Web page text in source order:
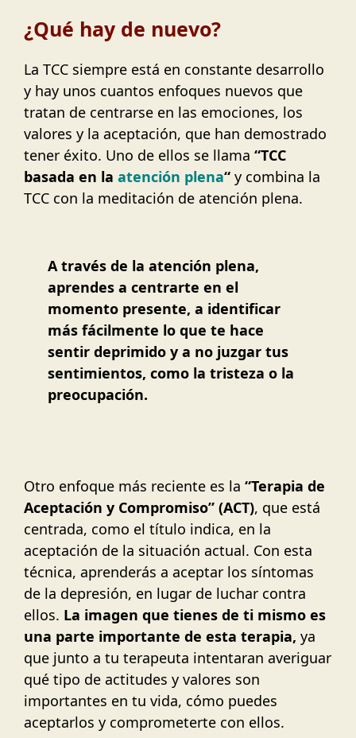
¿Qué hay de nuevo?
La TCC siempre está en constante desarrollo
y hay unos cuantos enfoques nuevos que
tratan de centrarse en las emociones, los
valores y la aceptación, que han demostrado
tener éxito. Uno de ellos se llama “TCC
basada en la atención plena“ y combina la
TCC con la meditación de atención plena.
A través de la atención plena,
aprendes a centrarte en el
momento presente, a identificar
más fácilmente lo que te hace
sentir deprimido y a no juzgar tus
sentimientos, como la tristeza o la
preocupación.
Otro enfoque más reciente es la “Terapia de
Aceptación y Compromiso” (ACT), que está
centrada, como el título indica, en la
aceptación de la situación actual. Con esta
técnica, aprenderás a aceptar los síntomas
de la depresión, en lugar de luchar contra
ellos. La imagen que tienes de ti mismo es
una parte importante de esta terapia, ya
que junto a tu terapeuta intentaran averiguar
qué tipo de actitudes y valores son
importantes en tu vida, cómo puedes
aceptarlos y comprometerte con ellos.